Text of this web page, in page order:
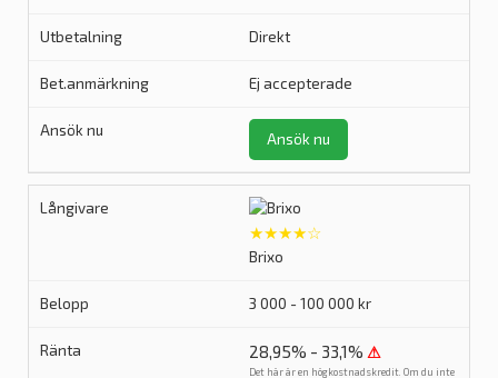
Direkt
Ej accepterade
Ansök nu
★★★★☆
Brixo
3 000 - 100 000 kr
28,95% - 33,1% ⚠
Det här är en högkostnadskredit. Om du inte